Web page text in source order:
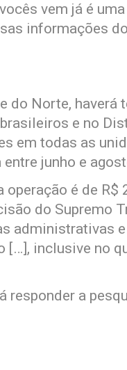
vem já é
informações
do Norte,
e no
em todas as
junho e
operação é de
do Supremo
administrativas
[…], inclusive no
responder a